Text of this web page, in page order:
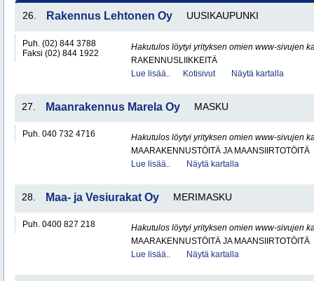
26. Rakennus Lehtonen Oy UUSIKAUPUNKI
Puh. (02) 844 3788
Faksi (02) 844 1922
Hakutulos löytyi yrityksen omien www-sivujen
RAKENNUSLIIKKEITÄ
Lue lisää..
Kotisivut Näytä kartalla
27. Maanrakennus Marela Oy MASKU
Puh. 040 732 4716
Hakutulos löytyi yrityksen omien www-sivujen
MAARAKENNUSTÖITÄ JA MAANSIIRTOTÖITÄ
Lue lisää..
Näytä kartalla
28. Maa- ja Vesiurakat Oy MERIMASKU
Puh. 0400 827 218
Hakutulos löytyi yrityksen omien www-sivujen
MAARAKENNUSTÖITÄ JA MAANSIIRTOTÖITÄ
Lue lisää..
Näytä kartalla